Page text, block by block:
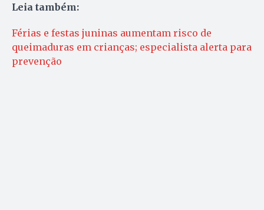
Leia também:
Férias e festas juninas aumentam risco de
queimaduras em crianças; especialista alerta para
prevenção